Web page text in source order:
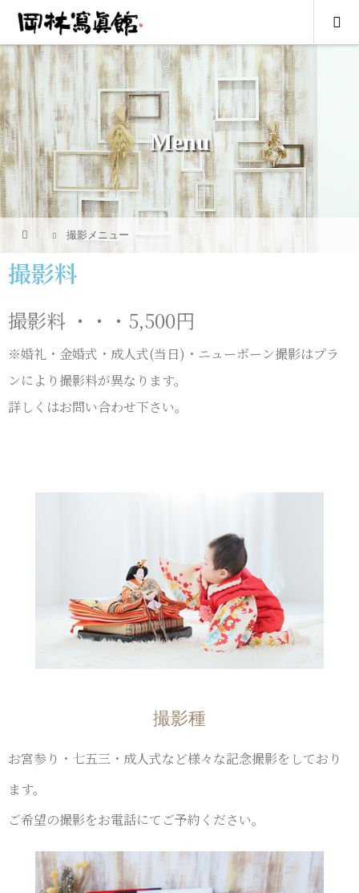
Menu
撮影メニュー
撮影料
撮影料 ・・・5,500円
※婚礼・金婚式・成人式(当日)・ニューボーン撮影はプラ
ンにより撮影料が異なります。
詳しくはお問い合わせ下さい。
撮影種
お宮参り・七五三・成人式など様々な記念撮影をしており
ます。
ご希望の撮影をお電話にてご予約ください。